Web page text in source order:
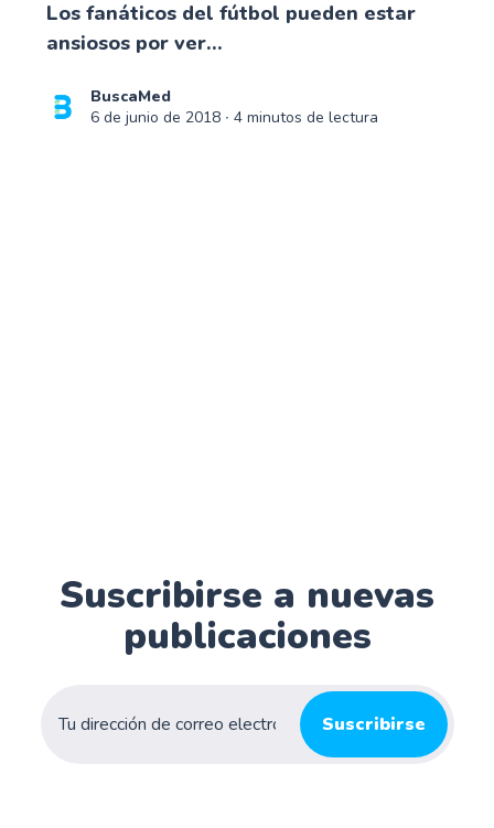
Los fanáticos del fútbol pueden estar
ansiosos por ver...
BuscaMed
6 de junio de 2018 ∙ 4 minutos de lectura
Suscribirse a nuevas
publicaciones
Suscribirse